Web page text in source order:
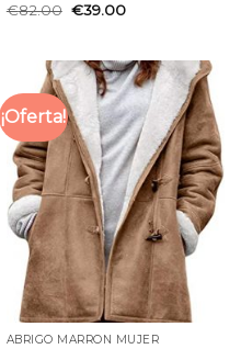
€82.00 €39.00
¡Oferta!
ABRIGO MARRON MUJER